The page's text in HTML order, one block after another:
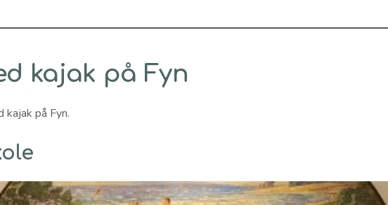
kajak på Fyn
på Fyn.